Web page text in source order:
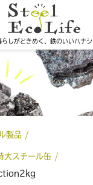
らしがときめく、鉄のいいハナシ
製品
大スチール缶